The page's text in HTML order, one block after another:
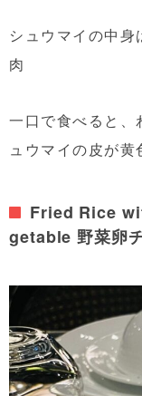
シュウマイの中
肉
一口で食べると、
ュウマイの皮が黄
Fried Rice
getable 野菜卵